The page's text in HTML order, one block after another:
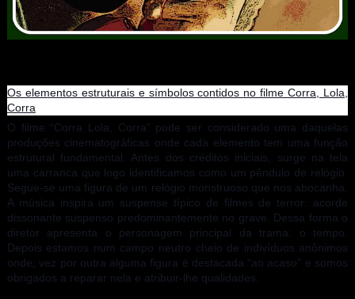
Os elementos estruturais e símbolos contidos no filme Corra, Lola,
Corra
O filme “Corra Lola, Corra” pode ser considerado uma daquelas
produções cinematográficas onde cada elemento tem uma função
estrutural fundamental. Antes dos créditos iniciais, surge na tela
uma carranca que logo identificamos como um pêndulo de relógio.
Segue-se uma figura de um relógio monstruoso que nos abocanha.
A música inspira um suspense típico de filmes de terror: acorde
dissonante suspenso predominantemente no grave. Dessa forma o
diretor apresenta o personagem principal da trama: o tempo.
Depois estamos num campo neutro cheio de indivíduos anônimos
onde, vez por outra alguma figura é destacada “ao acaso” e somos
obrigados a reparar nela e atribuir-lhe qualidades.